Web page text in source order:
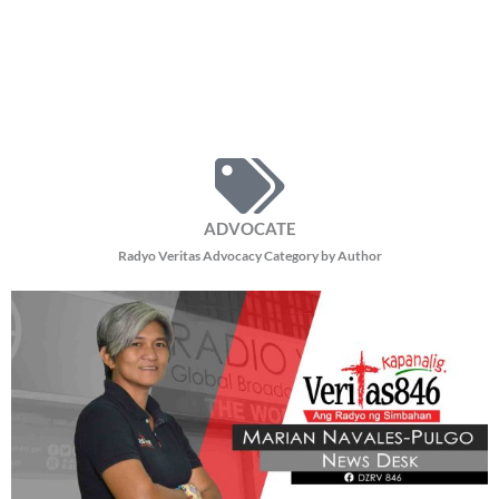
ADVOCATE
Radyo Veritas Advocacy Category by Author